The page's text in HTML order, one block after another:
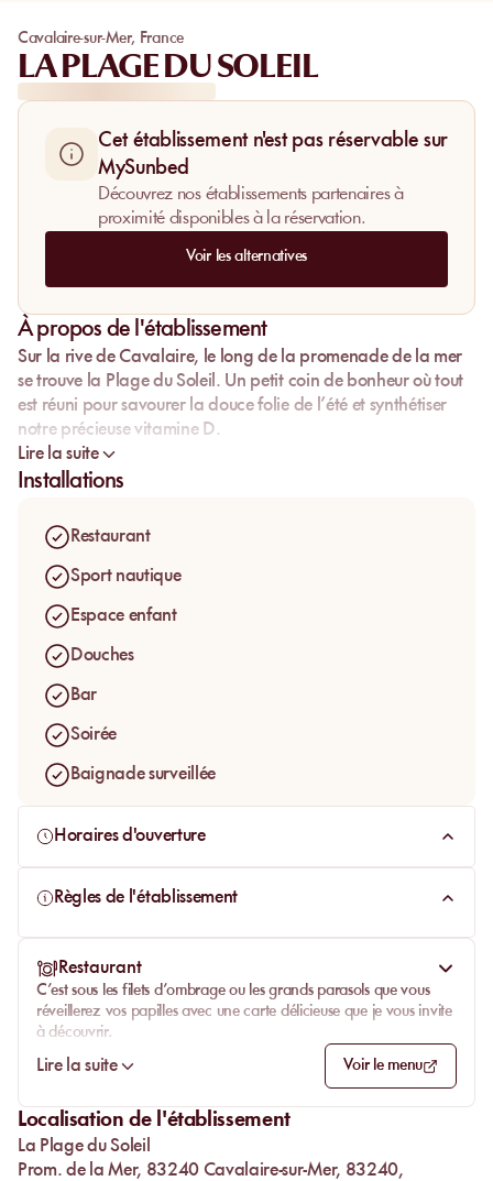
Cavalaire-sur-Mer, France
LA PLAGE DU SOLEIL
Cet établissement n'est pas réservable sur
MySunbed
Découvrez nos établissements partenaires à
proximité disponibles à la réservation.
Voir les alternatives
À propos de l'établissement
Sur la rive de Cavalaire, le long de la promenade de la mer
se trouve la Plage du Soleil. Un petit coin de bonheur où tout
est réuni pour savourer la douce folie de l’été et synthétiser
notre précieuse vitamine D.
Lire la suite
Installations
Restaurant
Sport nautique
Espace enfant
Douches
Bar
Soirée
Baignade surveillée
Horaires d'ouverture
Règles de l'établissement
Restaurant
C’est sous les filets d’ombrage ou les grands parasols que vous
réveillerez vos papilles avec une carte délicieuse que je vous invite
à découvrir.
Lire la suite Voir le menu
Localisation de l'établissement
La Plage du Soleil
Prom. de la Mer, 83240 Cavalaire-sur-Mer, 83240,